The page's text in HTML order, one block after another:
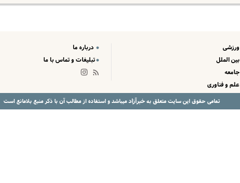
ورزشی
بین الملل
جامعه
علم و فناوری
درباره ما
تبلیغات و تماس با ما
تمامی حقوق این سایت متعلق بهخبرآزادمیباشد و استفاده از مطالب آن با ذکر منبع بلامانع است